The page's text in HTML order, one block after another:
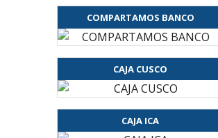
COMPARTAMOS BANCO
CAJA CUSCO
CAJA ICA